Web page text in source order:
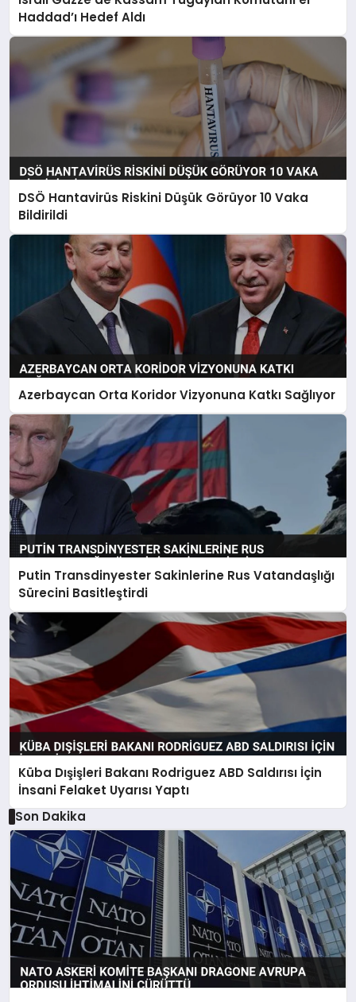
Haddad’ı Hedef Aldı
DSÖ Hantavirüs Riskini Düşük Görüyor 10 Vaka
Bildirildi
Azerbaycan Orta Koridor Vizyonuna Katkı Sağlıyor
Putin Transdinyester Sakinlerine Rus Vatandaşlığı
Sürecini Basitleştirdi
Küba Dışişleri Bakanı Rodriguez ABD Saldırısı İçin
İnsani Felaket Uyarısı Yaptı
Son Dakika